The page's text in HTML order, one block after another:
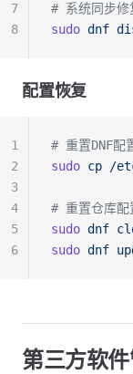
# 系统同步修
sudo dnf
7
8
配置恢复
# 重置DNF配
sudo cp /
# 重置仓库配
sudo dnf
sudo dnf
1
2
3
4
5
6
第三方软